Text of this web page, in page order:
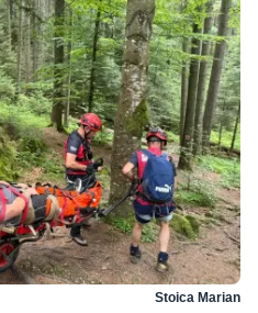
Stoica Marian